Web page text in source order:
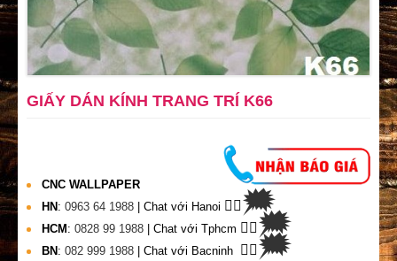
GIẤY DÁN KÍNH TRANG TRÍ K66
CNC WALLPAPER
HN: 0963 64 1988 | Chat với Hanoi 👉🏽🗯
HCM: 0828 99 1988 | Chat với Tphcm 👉🏽🗯
BN: 082 999 1988 | Chat với Bacninh 👉🏽🗯